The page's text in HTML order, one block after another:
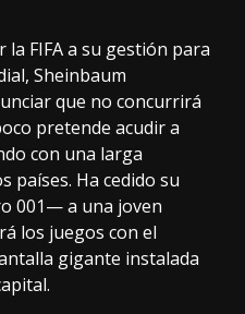
FIFA a su gestión para
Sheinbaum
que no concurrirá
pretende acudir a
con una larga
países. Ha cedido su
001— a una joven
los juegos con el
gigante instalada